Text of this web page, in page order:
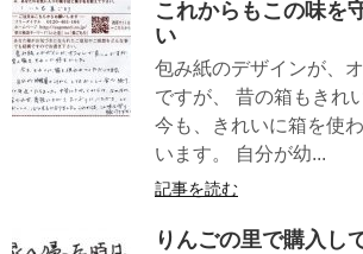
これからもこの味を
い
包み紙のデザインが、
ですが、 昔の箱もきれ
今も、きれいに箱を使
います。 自分が幼...
記事を読む
りんごの里で購入し